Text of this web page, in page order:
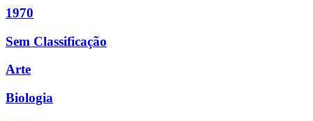
1970
Sem Classificação
Arte
Biologia